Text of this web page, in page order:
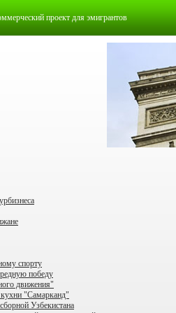
проект для эмигрантов
спорту
победу
движения"
"Самарканд"
Узбекистана